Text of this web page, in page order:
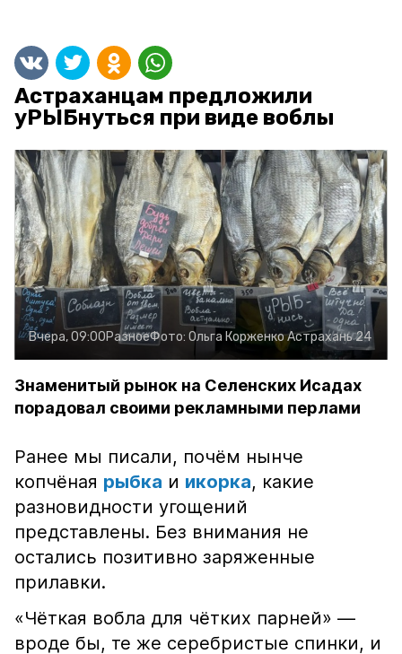
Астраханцам предложили
уРЫБнуться при виде воблы
Вчера, 09:00РазноеФото: Ольга КорженкоАстрахань 24
Знаменитый рынок на Селенских Исадах
порадовал своими рекламными перлами
Ранее мы писали, почём нынче
копчёная рыбка и икорка, какие
разновидности угощений
представлены. Без внимания не
остались позитивно заряженные
прилавки.
«Чёткая вобла для чётких парней» —
вроде бы, те же серебристые спинки, и